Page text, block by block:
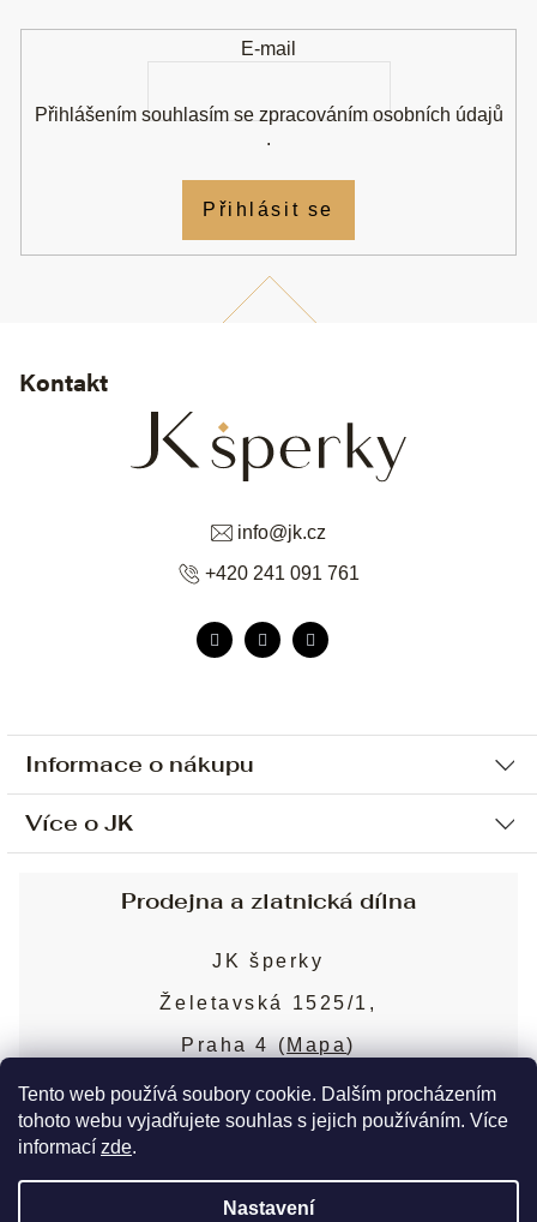
Tento web používá soubory cookie. Dalším procházením
tohoto webu vyjadřujete souhlas s jejich používáním. Více
informací zde.
Nastavení
Informace o nákupu
Ochrana osobních údajů
Sjednání osobní schůzky
Obchodní podmínky
Puncovní značky
Více o JK
Blog
Nejčastější dotazy
Kontakt
info@jk.cz
+420 241 091 761
E-mail
Přihlášením souhlasím se zpracováním osobních údajů
.
Přihlásit se
Prodejna a zlatnická dílna
JK šperky
Želetavská 1525/1,
Praha 4 (Mapa)
Více o prodejně
Copyright 2026JK šperky. Všechna práva